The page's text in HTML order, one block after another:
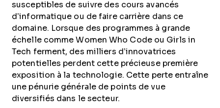
susceptibles de suivre des cours avancés
d’informatique ou de faire carrière dans ce
domaine. Lorsque des programmes à grande
échelle comme Women Who Code ou Girls in
Tech ferment, des milliers d’innovatrices
potentielles perdent cette précieuse première
exposition à la technologie. Cette perte entraîne
une pénurie générale de points de vue
diversifiés dans le secteur.